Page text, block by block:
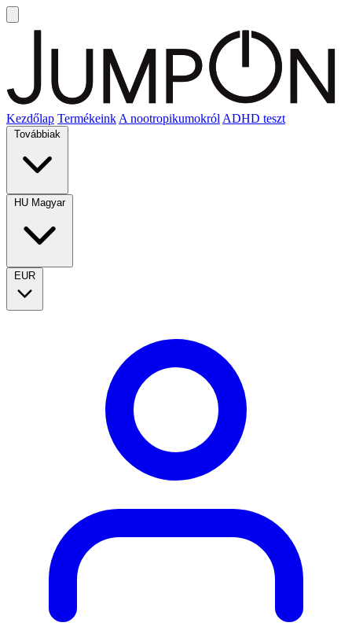
Kezdőlap Termékeink A nootropikumokról ADHD teszt
Továbbiak
HU Magyar
EUR